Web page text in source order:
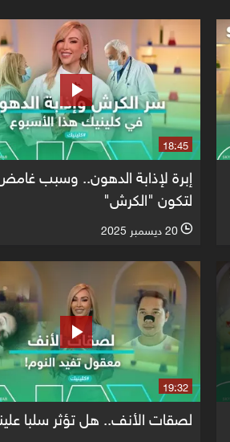
18:45
إبرة لإذابة الدهون.. وسبب
لتكون "الكرش"
l 20 ديسمبر 2025
19:32
لصقات الأنف.. هل تؤثر سلبا